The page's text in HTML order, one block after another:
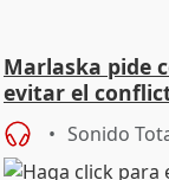
Marlaska pide
evitar el
Sonido